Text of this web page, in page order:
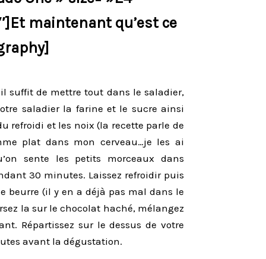
maintenant qu’est ce
suffit de mettre tout dans le saladier,
saladier la farine et le sucre ainsi
refroidi et les noix (la recette parle de
plat dans mon cerveau…je les ai
sente les petits morceaux dans
30 minutes. Laissez refroidir puis
beurre (il y en a déjà pas mal dans le
la sur le chocolat haché, mélangez
Répartissez sur le dessus de votre
avant la dégustation.